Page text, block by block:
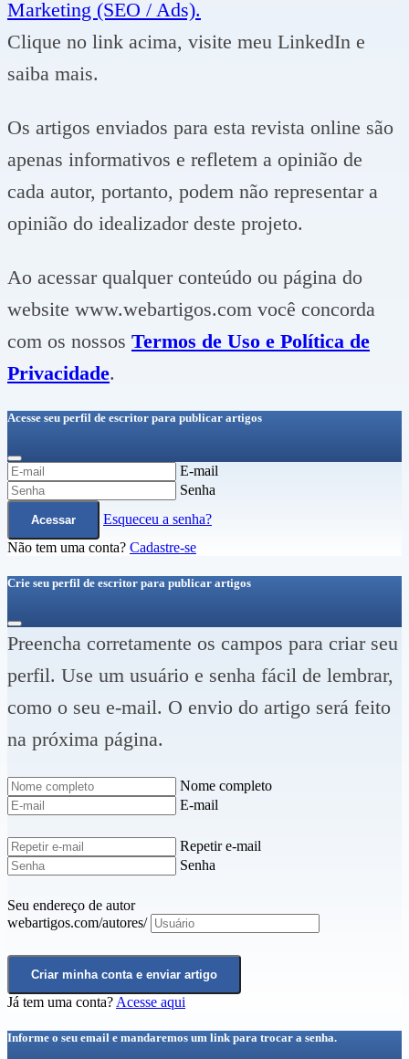
Marketing (SEO / Ads).
Clique no link acima, visite meu LinkedIn e
saiba mais.
Os artigos enviados para esta revista online são
apenas informativos e refletem a opinião de
cada autor, portanto, podem não representar a
opinião do idealizador deste projeto.
Ao acessar qualquer conteúdo ou página do
website www.webartigos.com você concorda
com os nossos Termos de Uso e Política de
Privacidade.
Acesse seu perfil de escritor para publicar artigos
E-mail
Senha
Acessar
Esqueceu a senha?
Não tem uma conta? Cadastre-se
Crie seu perfil de escritor para publicar artigos
Preencha corretamente os campos para criar seu
perfil. Use um usuário e senha fácil de lembrar,
como o seu e-mail. O envio do artigo será feito
na próxima página.
Nome completo
E-mail
Repetir e-mail
Senha
Seu endereço de autor
webartigos.com/autores/
Criar minha conta e enviar artigo
Já tem uma conta? Acesse aqui
Informe o seu email e mandaremos um link para trocar a senha.